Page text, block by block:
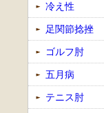
冷え性
足関節捻挫
ゴルフ肘
五月病
テニス肘